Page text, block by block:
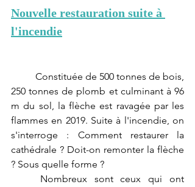
Nouvelle restauration suite à
l'incendie
250 tonnes de plomb et culminant à 96
m du sol, la flèche est ravagée par les
flammes en 2019. Suite à l'incendie, on
s'interroge : Comment restaurer la
cathédrale ? Doit-on remonter la flèche
? Sous quelle forme ?